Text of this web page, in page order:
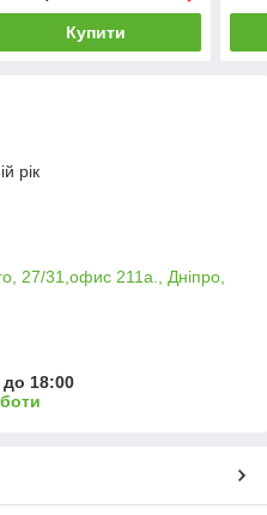
Купити
рік
27/31,офис 211а., Дніпро,
до 18:00